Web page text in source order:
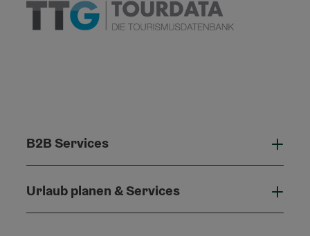
B2B Services
Urlaub planen & Services